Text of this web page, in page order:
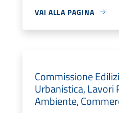
VAI ALLA PAGINA
Commissione
Urbanistica, Lavori
Ambiente,